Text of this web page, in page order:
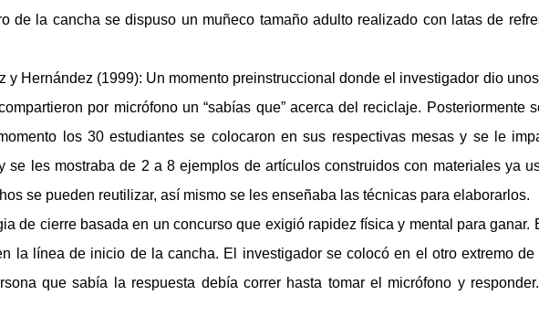
de la cancha se dispuso un muñeco tamaño adulto realizado con latas de
Hernández (1999): Un momento preinstruccional donde el investigador dio
por micrófono un “sabías que” acerca del reciclaje. Posteriormente
los 30 estudiantes se colocaron en sus respectivas mesas y se le
se les mostraba de 2 a 8 ejemplos de artículos construidos con materiales ya
se pueden reutilizar, así mismo se les enseñaba las técnicas para elaborarlos.
de cierre basada en un concurso que exigió rapidez física y mental para ganar.
la línea de inicio de la cancha. El investigador se colocó en el otro extremo
que sabía la respuesta debía correr hasta tomar el micrófono y